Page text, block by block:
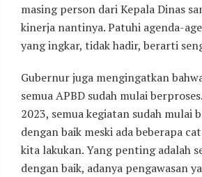
masing person dari Kepala Dinas
kinerja nantinya. Patuhi agenda-
yang ingkar, tidak hadir, berarti
Gubernur juga mengingatkan
semua APBD sudah mulai
2023, semua kegiatan sudah mulai
dengan baik meski ada beberapa
kita lakukan. Yang penting adalah
dengan baik, adanya pengawasan